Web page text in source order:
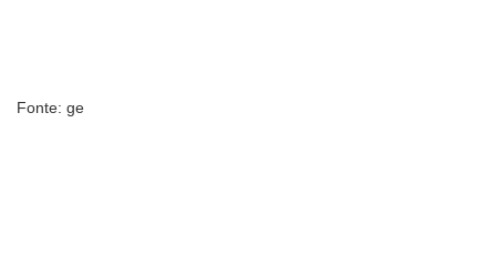
Fonte: ge